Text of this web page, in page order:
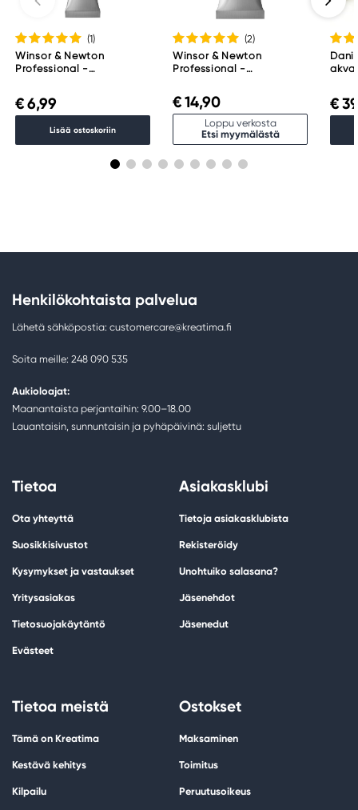
(1)
Winsor & Newton
Professional -
€ 6,99
Lisää ostoskoriin
(2)
Winsor & Newton
Professional -
Payne's Gray 465
€ 14,90
Loppu verkosta
Etsi myymälästä
€
Henkilökohtaista palvelua
Lähetä sähköpostia: customercare@kreatima.fi
Soita meille: 248 090 535
Aukioloajat:
Maanantaista perjantaihin: 9.00–18.00
Lauantaisin, sunnuntaisin ja pyhäpäivinä: suljettu
Tietoa
Ota yhteyttä
Suosikkisivustot
Kysymykset ja vastaukset
Yritysasiakas
Tietosuojakäytäntö
Evästeet
Asiakasklubi
Tietoja asiakasklubista
Rekisteröidy
Unohtuiko salasana?
Jäsenehdot
Jäsenedut
Tietoa meistä
Tämä on Kreatima
Kestävä kehitys
Kilpailu
Ostokset
Maksaminen
Toimitus
Peruutusoikeus